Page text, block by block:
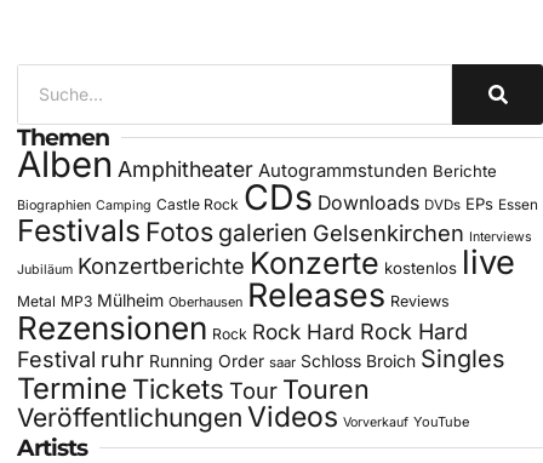
Themen
Alben Amphitheater Autogrammstunden Berichte
Biographien Camping Castle Rock CDs Downloads DVDs EPs Essen
Festivals Fotos galerien Gelsenkirchen Interviews
Jubiläum Konzertberichte Konzerte kostenlos live
Metal MP3 Mülheim Oberhausen Releases Reviews
Rezensionen Rock Rock Hard Rock Hard
Festival ruhr Running Order saar Schloss Broich Singles
Termine Tickets Tour Touren
Veröffentlichungen Videos Vorverkauf YouTube
Artists